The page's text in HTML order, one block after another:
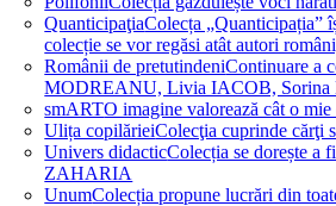
QuanticipaţiaColecța „Quanticipația”
colecție se vor regăsi atât autori
Românii de pretutindeniContinuare a
MODREANU, Livia IACOB,
smARTO imagine valorează cât o
Ulița copilărieiColecţia cuprinde cărţi
Univers didacticColecția se dorește a
ZAHARIA
UnumColecția propune lucrări din